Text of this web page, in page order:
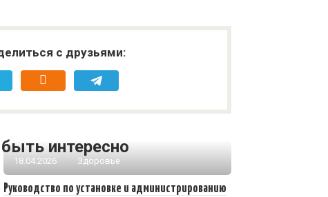
с друзьями:
интересно
18.04.2026 Здоровье
Руководство по установке и администрированию